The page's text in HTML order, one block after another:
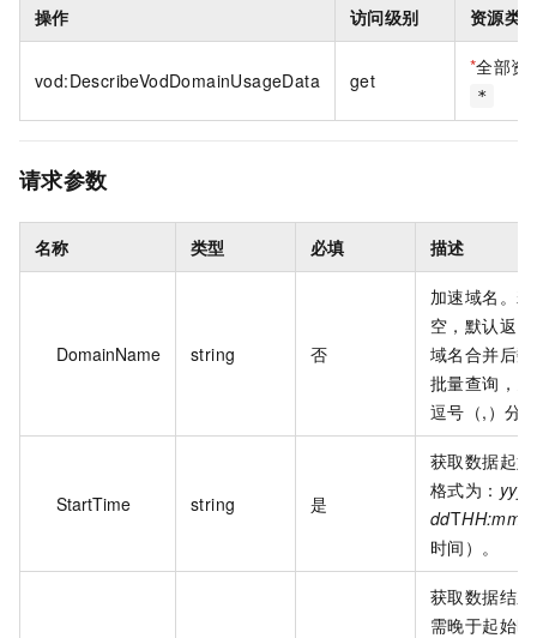
操作 访问级别 资源类
vod:DescribeVodDomainUsageData get
*全部资
*
请求参数
名称 类型 必填 描述
DomainName string 否
加速域名。
空，默认返
域名合并后
批量查询，
逗号（,）分
StartTime string 是
获取数据起
格式为：
ddT
时间）。
获取数据结
需晚于起始